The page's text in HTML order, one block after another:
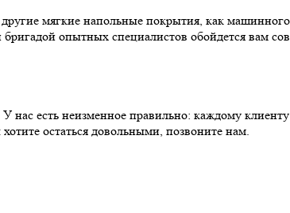
мягкие напольные покрытия, как
опытных специалистов обойдется вам
есть неизменное правильно: каждому
остаться довольными, позвоните нам.